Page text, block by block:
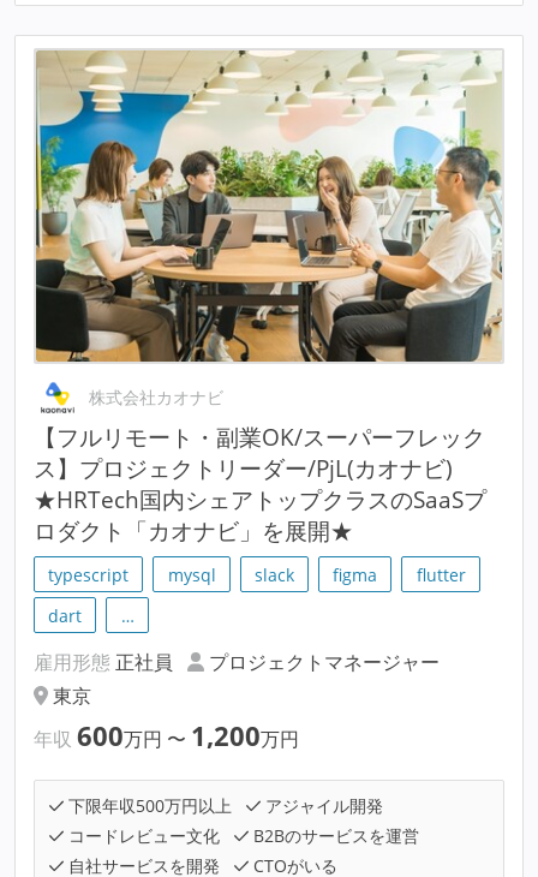
株式会社カオナビ
【フルリモート・副業OK/スーパーフレック
ス】プロジェクトリーダー/PjL(カオナビ)
★HRTech国内シェアトップクラスのSaaSプ
ロダクト「カオナビ」を展開★
typescript mysql slack figma
flutter
dart
…
雇用形態 正社員
プロジェクトマネージャー
東京
年収 600万円 〜 1,200万円
下限年収500万円以上
アジャイル開発
コードレビュー文化
B2Bのサービスを運営
自社サービスを開発
CTOがいる